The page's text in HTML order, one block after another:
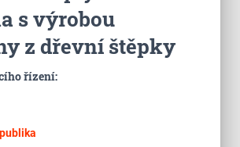
s výrobou
z dřevní štěpky
řízení: